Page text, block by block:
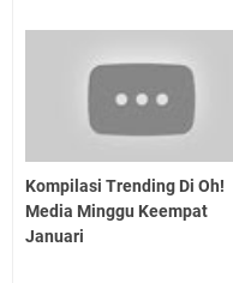
Kompilasi Trending Di Oh!
Media Minggu Keempat
Januari